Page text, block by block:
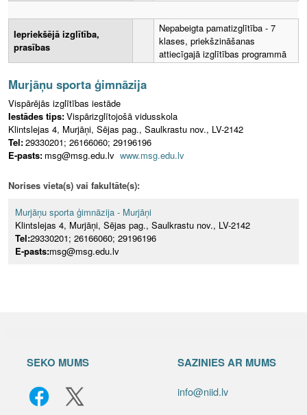
Iepriekšējā izglītība,
prasības
Nepabeigta pamatizglītība - 7
klases, priekšzināšanas
attiecīgajā izglītības programmā
Murjāņu sporta ģimnāzija
Vispārējās izglītības iestāde
Iestādes tips:Vispārizglītojošā vidusskola
Klintslejas 4, Murjāņi, Sējas pag., Saulkrastu nov., LV-2142
Tel:29330201; 26166060; 29196196
E-pasts: msg@msg.edu.lv www.msg.edu.lv
Norises vieta(s) vai fakultāte(s):
Murjāņu sporta ģimnāzija - Murjāņi
Klintslejas 4, Murjāņi, Sējas pag., Saulkrastu nov., LV-2142
Tel:29330201; 26166060; 29196196
E-pasts:msg@msg.edu.lv
SEKO MUMS SAZINIES AR MUMS
info@niid.lv